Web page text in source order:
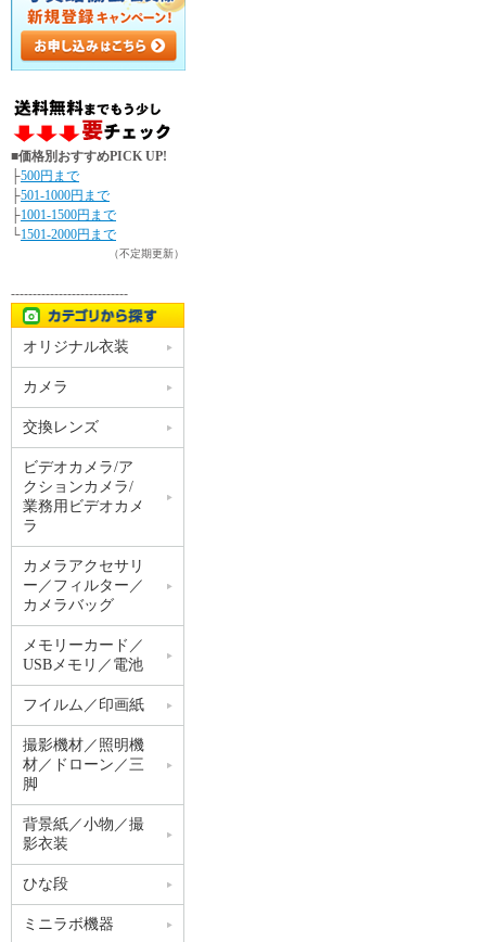
■価格別おすすめPICK UP!
├500円まで
├501-1000円まで
├1001-1500円まで
└1501-2000円まで
（不定期更新）
---------------------------
オリジナル衣装
カメラ
交換レンズ
ビデオカメラ/ア
クションカメラ/
業務用ビデオカメ
ラ
カメラアクセサリ
ー／フィルター／
カメラバッグ
メモリーカード／
USBメモリ／電池
フイルム／印画紙
撮影機材／照明機
材／ドローン／三
脚
背景紙／小物／撮
影衣装
ひな段
ミニラボ機器